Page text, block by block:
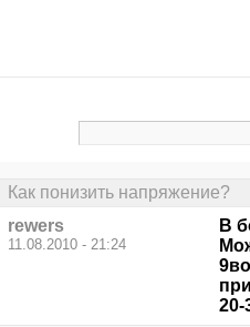
Как понизить напряжение?
rewers
11.08.2010 - 21:24
В
20-